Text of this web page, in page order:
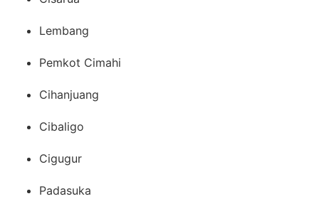
Lembang
Pemkot Cimahi
Cihanjuang
Cibaligo
Cigugur
Padasuka